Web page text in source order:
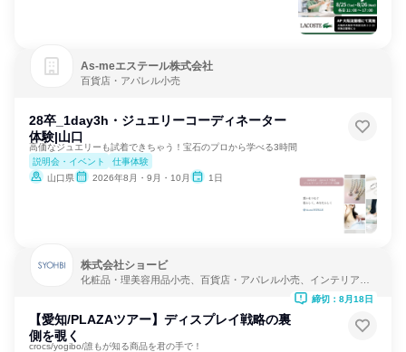
As‐meエステール株式会社
百貨店・アパレル小売
28卒_1day3h・ジュエリーコーディネーター
体験|山口
高価なジュエリーも試着できちゃう！宝石のプロから学べる3時間
説明会・イベント
仕事体験
山口県
2026年8月・9月・10月 1日
株式会社ショービ
化粧品・理美容用品小売、百貨店・アパレル小売、インテリア・
【愛知/PLAZAツアー】ディスプレイ戦略の裏
側を覗く
crocs/yogibo/誰もが知る商品を君の手で！
締切：8月18日